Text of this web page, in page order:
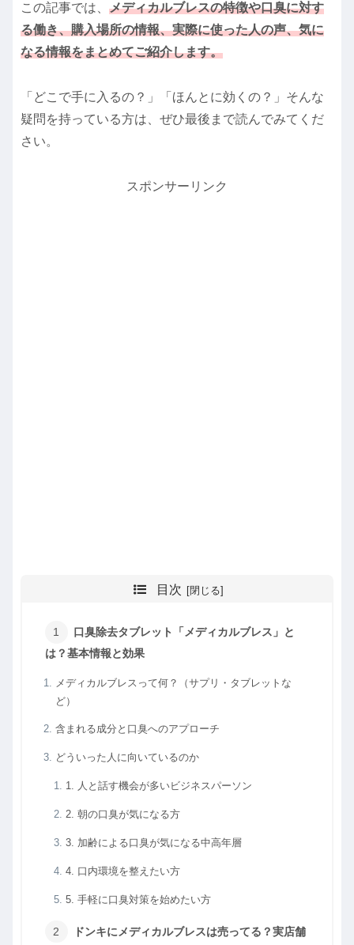
この記事では、 メディカルブレスの特徴や口臭に対す
る働き、購入場所の情報、実際に使った人の声、気に
なる情報をまとめてご紹介します。
「どこで手に入るの？」「ほんとに効くの？」そんな
疑問を持っている方は、ぜひ最後まで読んでみてくだ
さい。
スポンサーリンク
目次
口臭除去タブレット「メディカルブレス」と
は？基本情報と効果
メディカルブレスって何？（サプリ・タブレットな
ど）
含まれる成分と口臭へのアプローチ
どういった人に向いているのか
1. 人と話す機会が多いビジネスパーソン
2. 朝の口臭が気になる方
3. 加齢による口臭が気になる中高年層
4. 口内環境を整えたい方
5. 手軽に口臭対策を始めたい方
ドンキにメディカルブレスは売ってる？実店舗